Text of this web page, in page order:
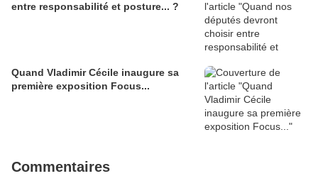
entre responsabilité et posture... ?
Quand Vladimir Cécile inaugure sa
première exposition Focus...
Commentaires